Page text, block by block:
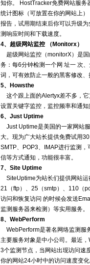
知你。 HostTracker免费网站服
统计图标（可放置在你的网站上
报告，试用期结束后你可以升级
测响应时间和下载速度。
4、超级网站监控 （Monitorx）
超级网站监控（monitorX）是国
务：每6分钟检测一个网 址一 次
词，可有效防止一般的黑客修改
5、Howsthe
这个跟上面的Alertyx差不多，
设置关键字监控，监控频率和通知
6、Just Uptime
Just Uptime是美国的一家网站
大。现为广大站长提供免费试用
SMTP、POP3、IMAP进行监测
信等方式通知，功能很丰富。
7、Site Uptime
SiteUptime为站长们提供网站运
21（ftp）、25（smtp）、110（
访问和恢复访问 的时候会发送
监测服务器来检测）等实用服务。
8、WebPerform
WebPerform是著名网络监测服
主要服务对象是中小公司。最近
3个监测节点，当网站出现访问速
你的网站24小时中的访问速度变